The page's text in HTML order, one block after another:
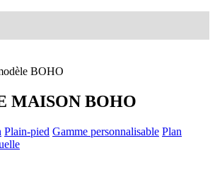
BOHO
MAISON BOHO
Plain-pied Gamme personnalisable Plan